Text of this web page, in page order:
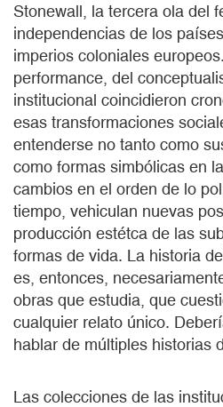
Stonewall, la tercera ola del
independencias de los
imperios coloniales
performance, del
institucional coincidieron
esas transformaciones
entenderse no tanto como
como formas simbólicas en
cambios en el orden de lo
tiempo, vehiculan nuevas
producción estétca de las
formas de vida. La historia
es, entonces,
obras que estudia, que
cualquier relato único.
hablar de múltiples historias
Las colecciones de las